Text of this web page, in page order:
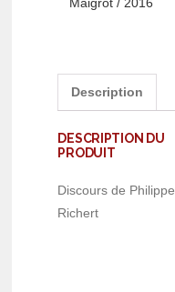
Description
DESCRIPTION DU
PRODUIT
Discours de Philippe
Richert